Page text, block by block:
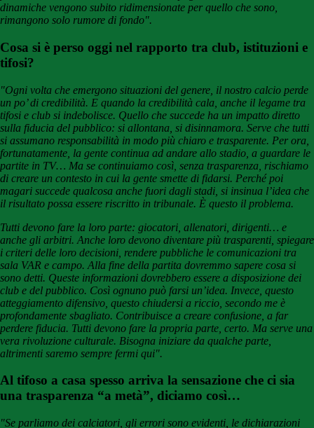
dinamiche vengono subito ridimensionate per quello che sono,
rimangono solo rumore di fondo".
Cosa si è perso oggi nel rapporto tra club, istituzioni e
tifosi?
"Ogni volta che emergono situazioni del genere, il nostro calcio perde
un po’ di credibilità. E quando la credibilità cala, anche il legame tra
tifosi e club si indebolisce. Quello che succede ha un impatto diretto
sulla fiducia del pubblico: si allontana, si disinnamora. Serve che tutti
si assumano responsabilità in modo più chiaro e trasparente. Per ora,
fortunatamente, la gente continua ad andare allo stadio, a guardare le
partite in TV… Ma se continuiamo così, senza trasparenza, rischiamo
di creare un contesto in cui la gente smette di fidarsi. Perché poi
magari succede qualcosa anche fuori dagli stadi, si insinua l’idea che
il risultato possa essere riscritto in tribunale. È questo il problema.
Tutti devono fare la loro parte: giocatori, allenatori, dirigenti… e
anche gli arbitri. Anche loro devono diventare più trasparenti, spiegare
i criteri delle loro decisioni, rendere pubbliche le comunicazioni tra
sala VAR e campo. Alla fine della partita dovremmo sapere cosa si
sono detti. Queste informazioni dovrebbero essere a disposizione dei
club e del pubblico. Così ognuno può farsi un’idea. Invece, questo
atteggiamento difensivo, questo chiudersi a riccio, secondo me è
profondamente sbagliato. Contribuisce a creare confusione, a far
perdere fiducia. Tutti devono fare la propria parte, certo. Ma serve una
vera rivoluzione culturale. Bisogna iniziare da qualche parte,
altrimenti saremo sempre fermi qui".
Al tifoso a casa spesso arriva la sensazione che ci sia
una trasparenza “a metà”, diciamo così…
"Se parliamo dei calciatori, gli errori sono evidenti, le dichiarazioni